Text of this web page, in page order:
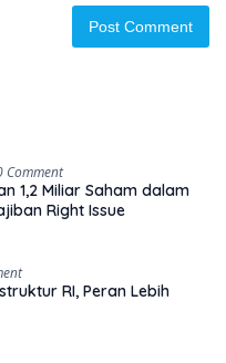
Comment
1,2 Miliar Saham dalam
Right Issue
RI, Peran Lebih